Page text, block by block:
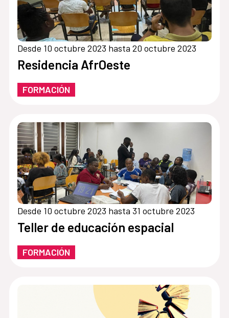
Desde 10 octubre 2023 hasta 20 octubre 2023
Residencia AfrOeste
FORMACIÓN
Desde 10 octubre 2023 hasta 31 octubre 2023
Teller de educación espacial
FORMACIÓN